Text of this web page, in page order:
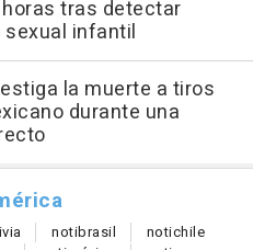
tras detectar
infantil
la muerte a tiros
durante una
notibrasil notichile